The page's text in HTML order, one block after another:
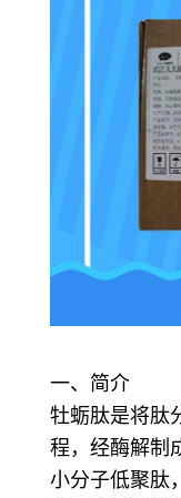
一、简介
牡蛎肽是将肽
程，经酶解制
小分子低聚肽